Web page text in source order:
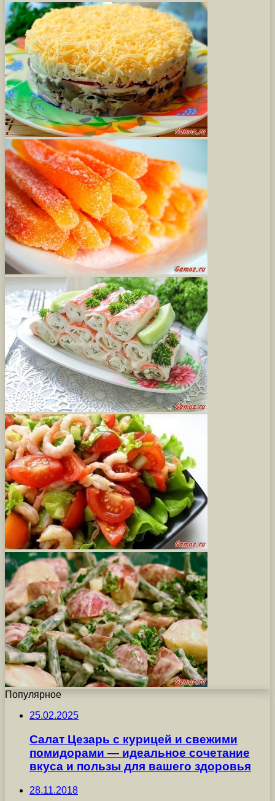
Популярное
25.02.2025
Салат Цезарь с курицей и свежими
помидорами — идеальное сочетание
вкуса и пользы для вашего здоровья
28.11.2018